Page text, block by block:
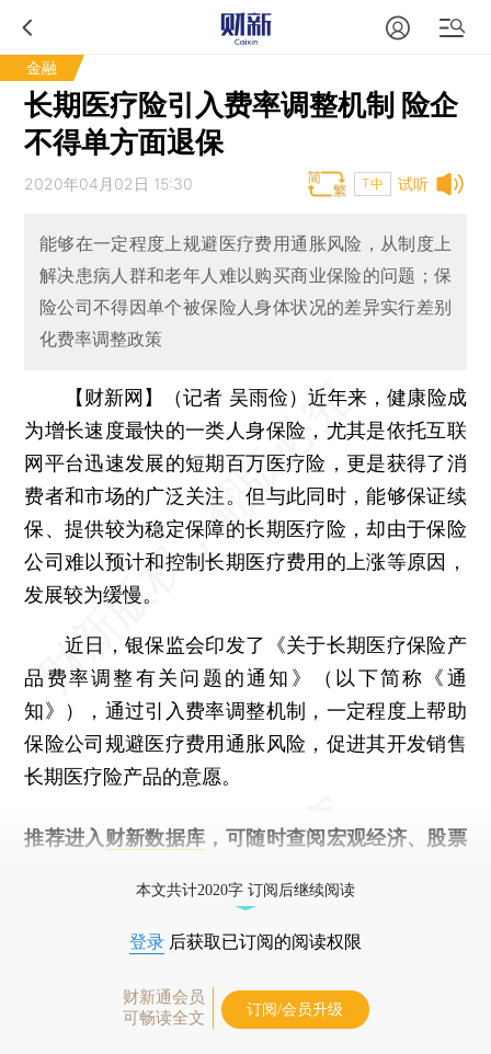
金融
长期医疗险引入费率调整机制 险企
不得单方面退保
试听
2020年04月02日 15:30 T中
能够在一定程度上规避医疗费用通胀风险，从制度上
解决患病人群和老年人难以购买商业保险的问题；保
险公司不得因单个被保险人身体状况的差异实行差别
化费率调整政策
【财新网】（记者 吴雨俭） 近年来，健康险成
为增长速度最快的一类人身保险，尤其是依托互联
网平台迅速发展的短期百万医疗险，更是获得了消
费者和市场的广泛关注。但与此同时，能够保证续
保、提供较为稳定保障的长期医疗险，却由于保险
公司难以预计和控制长期医疗费用的上涨等原因，
发展较为缓慢。
近日，银保监会印发了《关于长期医疗保险产
品费率调整有关问题的通知》（以下简称《通
知》），通过引入费率调整机制，一定程度上帮助
保险公司规避医疗费用通胀风险，促进其开发销售
长期医疗险产品的意愿。
推荐进入 财新数据库 ，可随时查阅宏观经济、股票
本文共计2020字 订阅后继续阅读
登录 后获取已订阅的阅读权限
财新通会员
可畅读全文
订阅/会员升级